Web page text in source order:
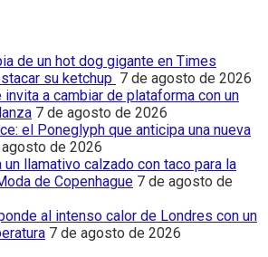
de un hot dog gigante en Times
su ketchup 7 de agosto de 2026
a cambiar de plataforma con un
7 de agosto de 2026
el Poneglyph que anticipa una nueva
de 2026
un llamativo calzado con taco para la
de Copenhague 7 de agosto de
al intenso calor de Londres con un
7 de agosto de 2026